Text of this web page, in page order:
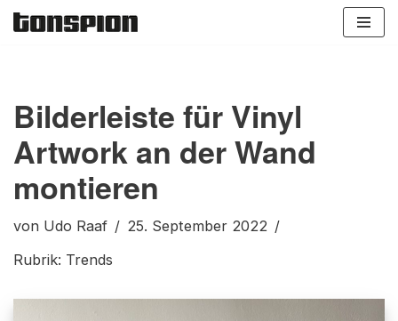
Bilderleiste für Vinyl
Artwork an der Wand
montieren
von Udo Raaf
25. September 2022
Rubrik: Trends